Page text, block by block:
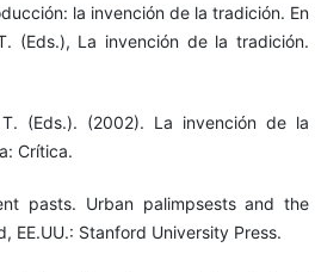
la invención de la tradición. En
(Eds.), La invención de la tradición.
(Eds.). (2002). La invención de la
Crítica.
pasts. Urban palimpsests and the
EE.UU.: Stanford University Press.